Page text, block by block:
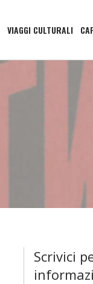
VIAGGI CULTURALI
Scrivici